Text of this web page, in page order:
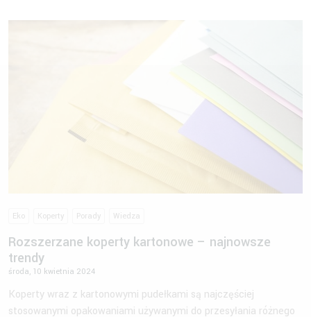
Eko Koperty Porady Wiedza
Rozszerzane koperty kartonowe – najnowsze
trendy
środa, 10 kwietnia 2024
Koperty wraz z kartonowymi pudełkami są najczęściej
stosowanymi opakowaniami używanymi do przesyłania różnego